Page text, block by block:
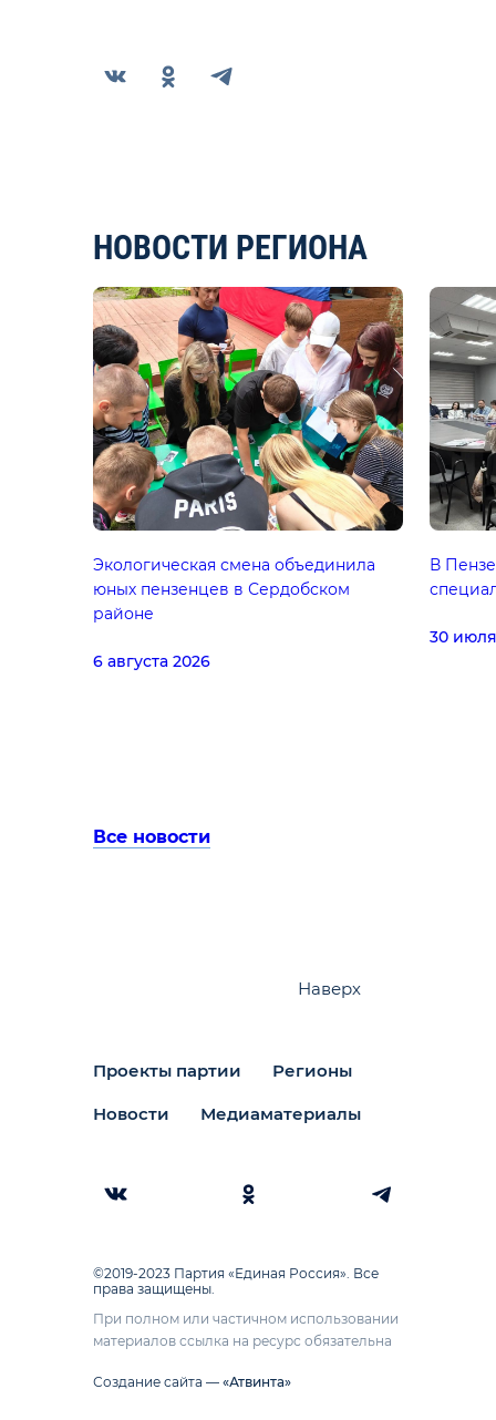
НОВОСТИ РЕГИОНА
Экологическая смена объединила
юных пензенцев в Сердобском
районе
6 августа 2026
В
30
Все новости
Проекты партии Регионы
Новости Медиаматериалы
Наверх
©2019-2023 Партия «Единая Россия». Все
права защищены.
При полном или частичном использовании
материалов ссылка на ресурс обязательна
Создание сайта — «Атвинта»